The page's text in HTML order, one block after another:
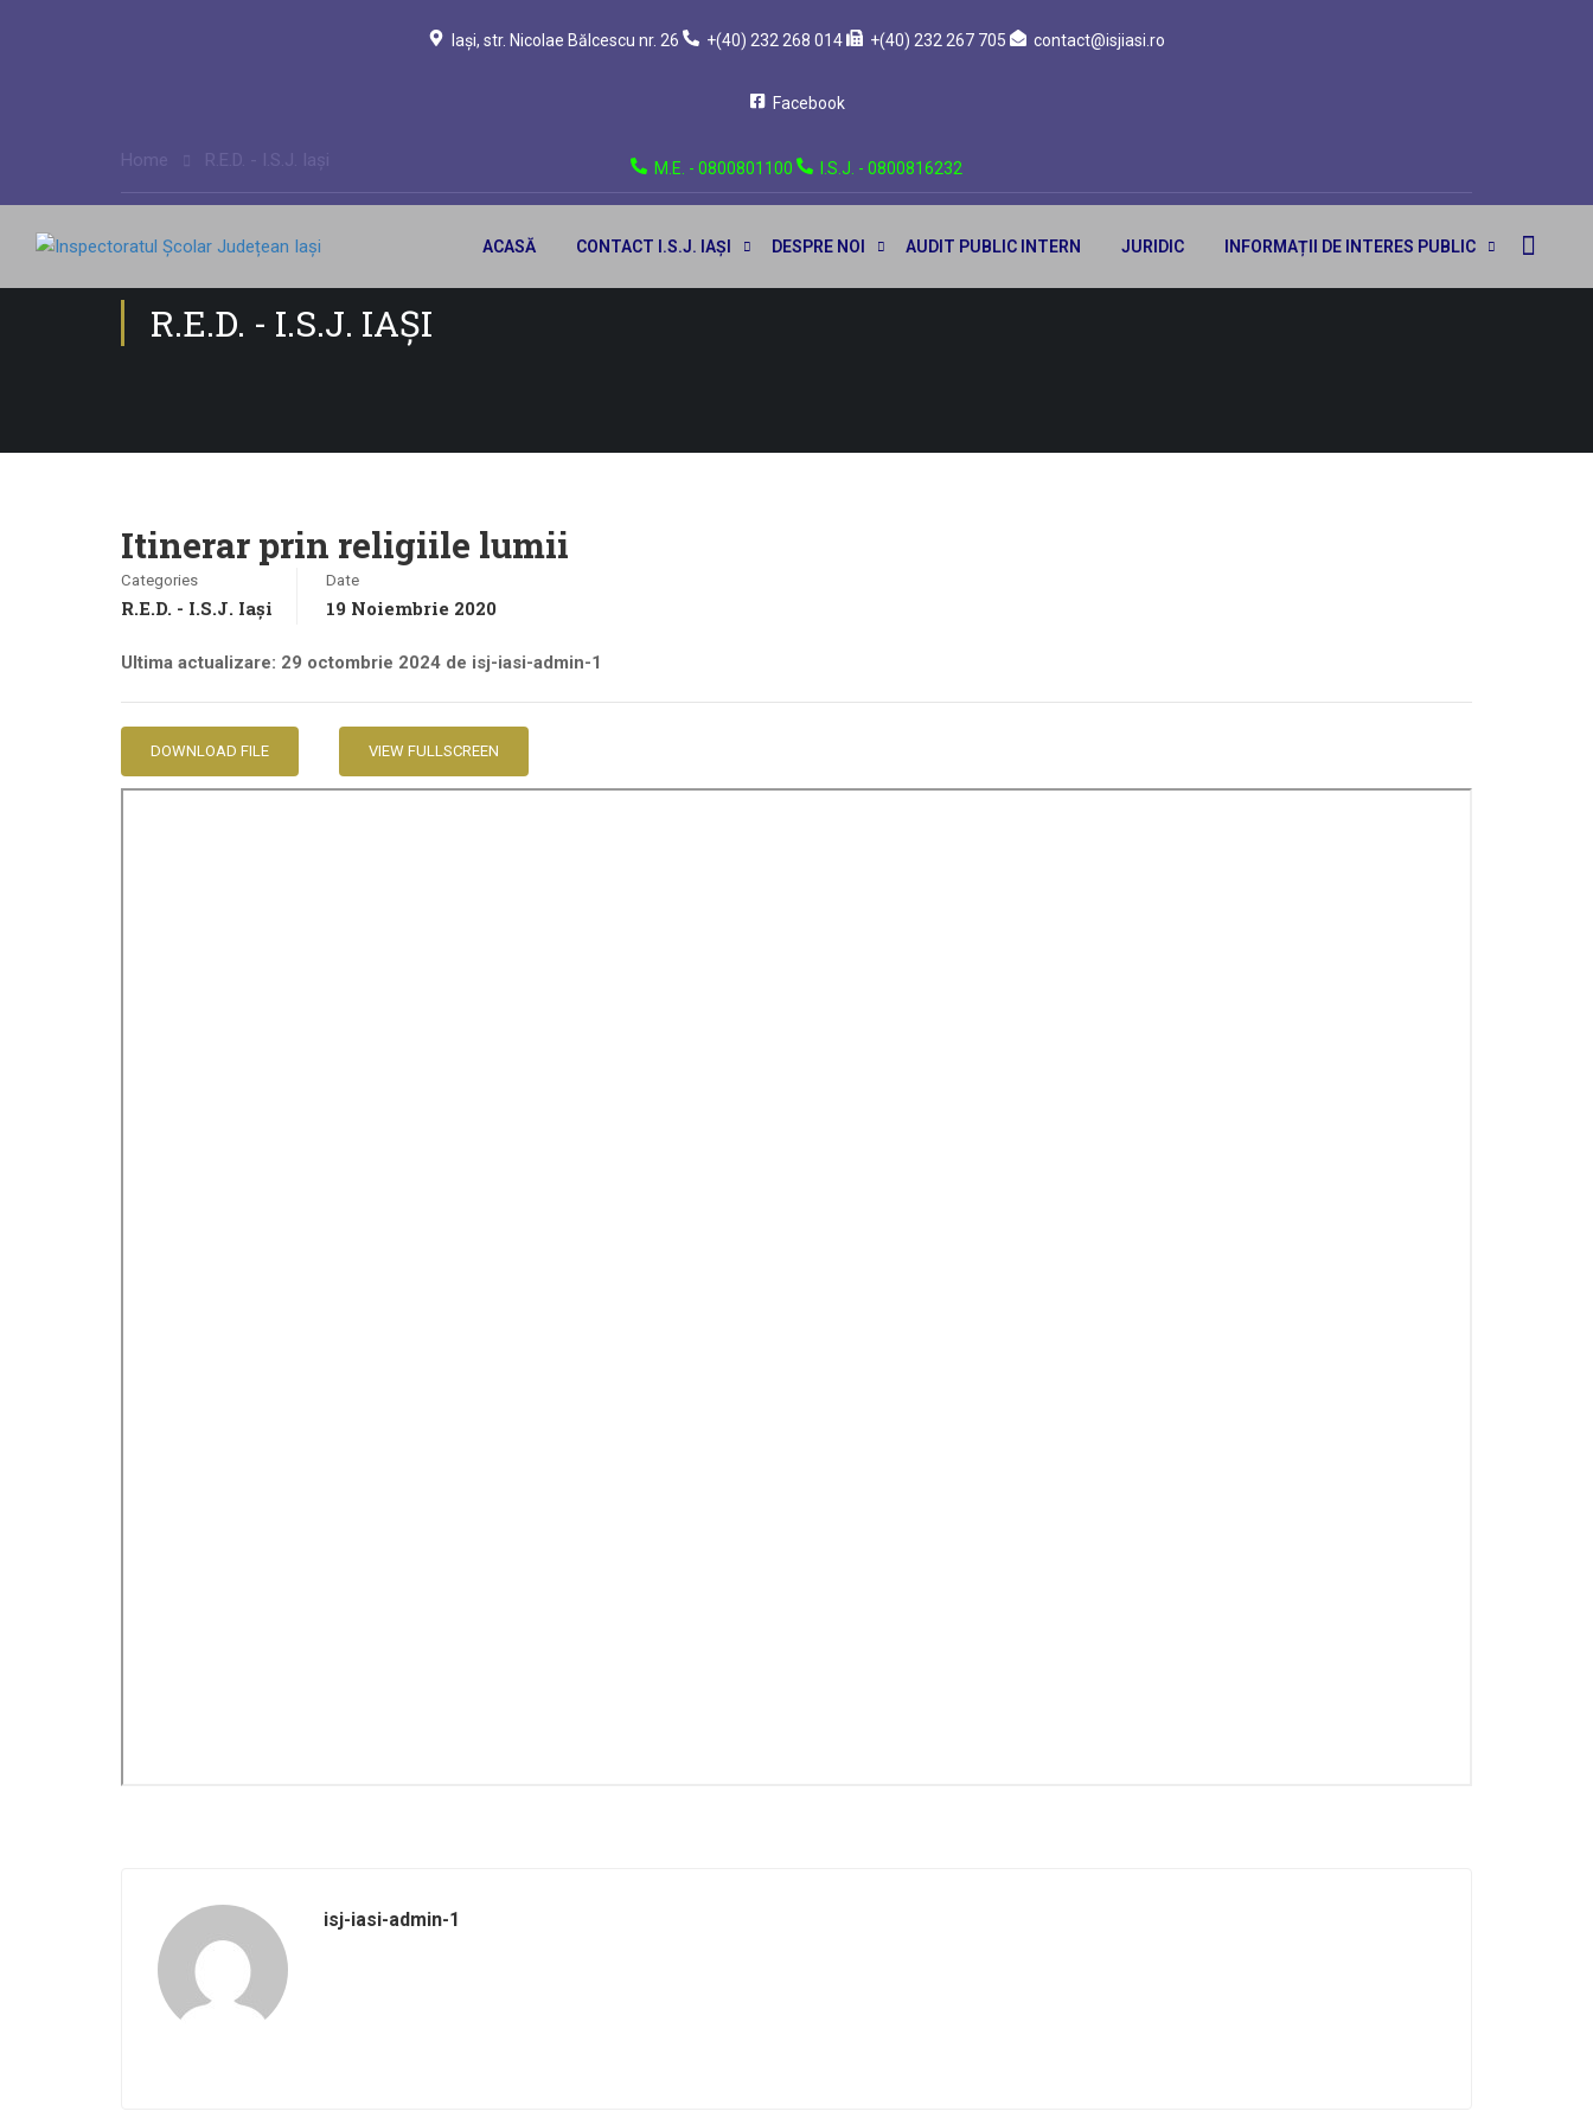
Iași, str. Nicolae Bălcescu nr. 26 +(40) 232 268 014 +(40) 232 267 705 contact@isjiasi.ro
Facebook
M.E. - 0800801100 I.S.J. - 0800816232
ACASĂ CONTACT I.S.J. IAȘI DESPRE NOI AUDIT PUBLIC INTERN JURIDIC INFORMAȚII DE INTERES PUBLIC
Home R.E.D. - I.S.J. Iași
R.E.D. - I.S.J. IAȘI
Itinerar prin religiile lumii
Categories
R.E.D. - I.S.J. Iași
Date
19 Noiembrie 2020
Ultima actualizare: 29 octombrie 2024 de isj-iasi-admin-1
DOWNLOAD FILE VIEW FULLSCREEN
isj-iasi-admin-1